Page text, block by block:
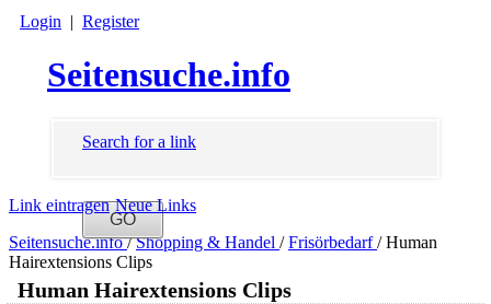
Login | Register
Seitensuche.info
Search for a link
Link eintragen Neue Links
Seitensuche.info/ Shopping & Handel / Frisörbedarf/ Human
Hairextensions Clips
Human Hairextensions Clips